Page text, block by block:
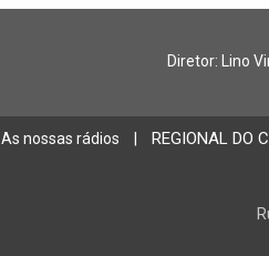
Diretor: Lino
As nossas rádios | REGIONAL DO